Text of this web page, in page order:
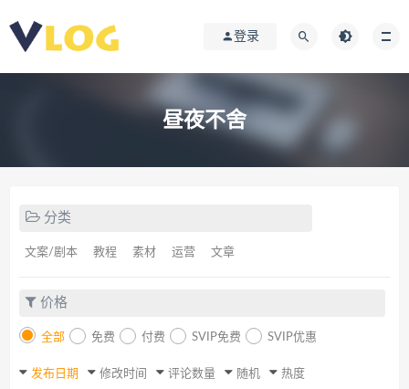
登录
昼夜不舍
分类
文案/剧本 教程 素材 运营 文章
价格
全部 免费 付费 SVIP免费 SVIP优惠
发布日期 修改时间 评论数量 随机 热度